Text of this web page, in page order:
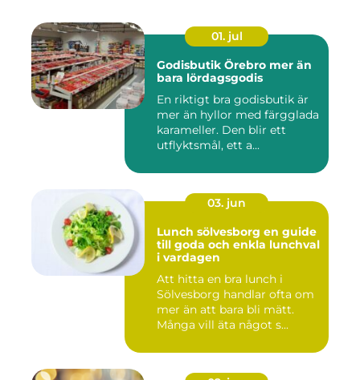
01. jul
Godisbutik Örebro mer än
bara lördagsgodis
En riktigt bra godisbutik är
mer än hyllor med färgglada
karameller. Den blir ett
utflyktsmål, ett a...
03. jun
Lunch sölvesborg en guide
till goda och enkla lunchval
i vardagen
Att hitta en bra lunch i
Sölvesborg handlar ofta om
mer än att bara bli mätt.
Många vill äta något s...